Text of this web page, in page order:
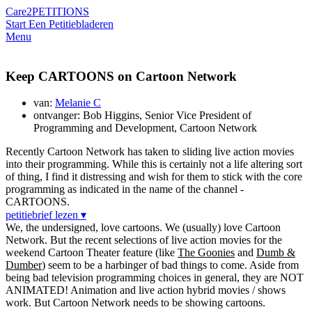
Care2PETITIONS
Start Een Petitiebladeren
Menu
Keep CARTOONS on Cartoon Network
van: Melanie C
ontvanger: Bob Higgins, Senior Vice President of
Programming and Development, Cartoon Network
Recently Cartoon Network has taken to sliding live action movies
into their programming. While this is certainly not a life altering sort
of thing, I find it distressing and wish for them to stick with the core
programming as indicated in the name of the channel -
CARTOONS.
petitiebrief lezen ▾
We, the undersigned, love cartoons. We (usually) love Cartoon
Network. But the recent selections of live action movies for the
weekend Cartoon Theater feature (like The Goonies and Dumb &
Dumber) seem to be a harbinger of bad things to come. Aside from
being bad television programming choices in general, they are NOT
ANIMATED! Animation and live action hybrid movies / shows
work. But Cartoon Network needs to be showing cartoons.